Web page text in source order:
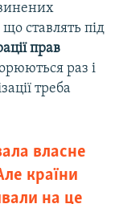
ставлять під
прав
раз і
треба
власне
країни
на це